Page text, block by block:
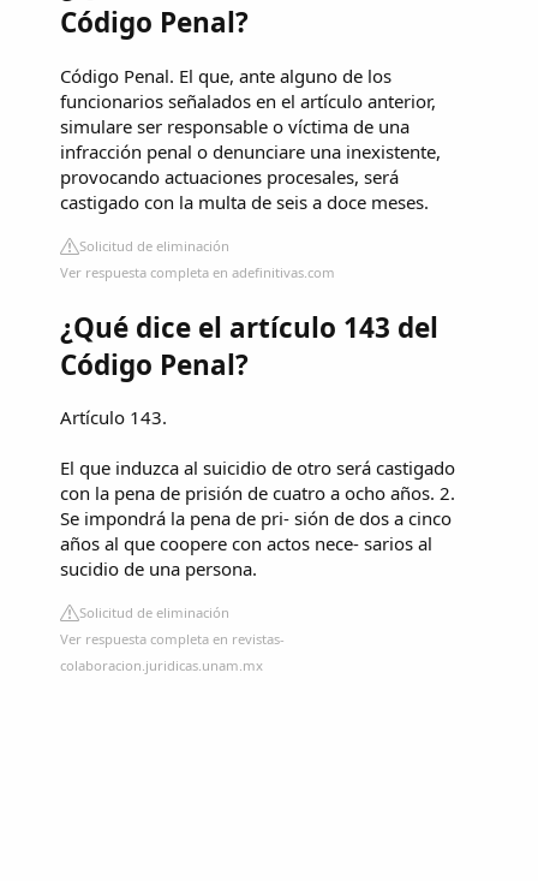
Código Penal?
Código Penal. El que, ante alguno de los
funcionarios señalados en el artículo anterior,
simulare ser responsable o víctima de una
infracción penal o denunciare una inexistente,
provocando actuaciones procesales, será
castigado con la multa de seis a doce meses.
Solicitud de eliminación
Ver respuesta completa en adefinitivas.com
¿Qué dice el artículo 143 del
Código Penal?
Artículo 143.
El que induzca al suicidio de otro será castigado
con la pena de prisión de cuatro a ocho años. 2.
Se impondrá la pena de pri- sión de dos a cinco
años al que coopere con actos nece- sarios al
sucidio de una persona.
Solicitud de eliminación
Ver respuesta completa en revistas-
colaboracion.juridicas.unam.mx